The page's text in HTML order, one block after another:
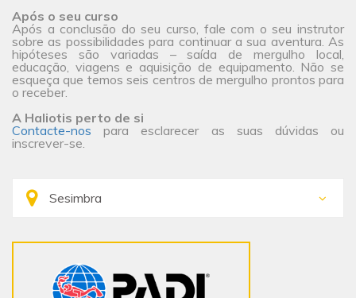
Após o seu curso
Após a conclusão do seu curso, fale com o seu instrutor
sobre as possibilidades para continuar a sua aventura. As
hipóteses são variadas – saída de mergulho local,
educação, viagens e aquisição de equipamento. Não se
esqueça que temos seis centros de mergulho prontos para
o receber.
A Haliotis perto de si
Contacte-nos para esclarecer as suas dúvidas ou
inscrever-se.